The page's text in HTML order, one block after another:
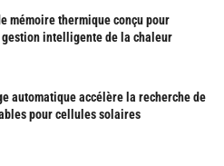
mémoire thermique conçu pour
intelligente de la chaleur
automatique accélère la recherche de
pour cellules solaires